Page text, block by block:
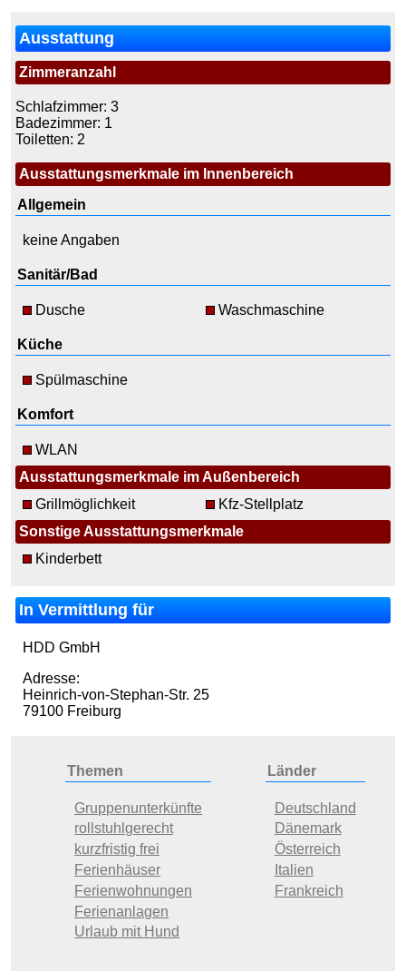
Ausstattung
Zimmeranzahl
Schlafzimmer: 3
Badezimmer: 1
Toiletten: 2
Ausstattungsmerkmale im Innenbereich
Allgemein
keine Angaben
Sanitär/Bad
Dusche Waschmaschine
Küche
Spülmaschine
Komfort
WLAN
Ausstattungsmerkmale im Außenbereich
Grillmöglichkeit
Kfz-Stellplatz
Sonstige Ausstattungsmerkmale
Kinderbett
In Vermittlung für
HDD GmbH
Adresse:
Heinrich-von-Stephan-Str. 25
79100 Freiburg
Themen
Gruppenunterkünfte
rollstuhlgerecht
kurzfristig frei
Ferienhäuser
Ferienwohnungen
Ferienanlagen
Urlaub mit Hund
Länder
Deutschland
Dänemark
Österreich
Italien
Frankreich